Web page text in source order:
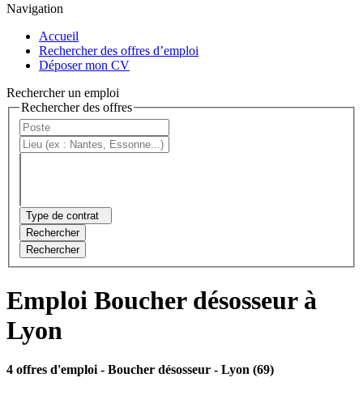
Navigation
Accueil
Rechercher des offres d’emploi
Déposer mon CV
Rechercher un emploi
Rechercher des offres
Type de contrat
Rechercher
Rechercher
Emploi Boucher désosseur à
Lyon
4 offres d'emploi - Boucher désosseur - Lyon (69)